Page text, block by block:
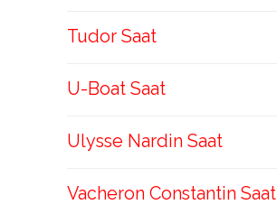
Tudor Saat
U-Boat Saat
Ulysse Nardin Saat
Vacheron Constantin Saat